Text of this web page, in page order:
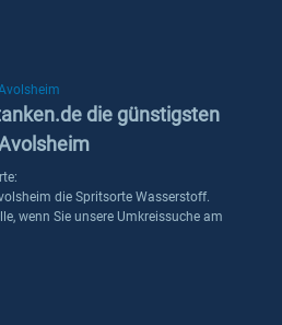
die günstigsten
die Spritsorte Wasserstoff.
wenn Sie unsere Umkreissuche am